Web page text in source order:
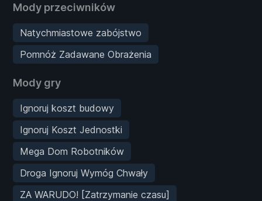
Mody przeciwników
Natychmiastowe zabójstwo
Pomnóż Zadawane Obrażenia
Mody gry
Ignoruj koszt budowy
Ignoruj Koszt Jednostki
Mega Dom Robotników
Droga Ignoruj Wymóg Chwały
ZA WARUDO! [Zatrzymanie czasu]